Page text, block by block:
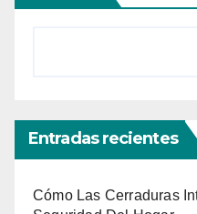
Entradas recientes
Cómo Las Cerraduras